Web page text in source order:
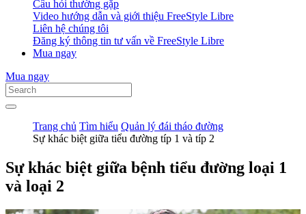
Câu hỏi thường gặp
Video hướng dẫn và giới thiệu FreeStyle Libre
Liên hệ chúng tôi
Đăng ký thông tin tư vấn về FreeStyle Libre
Mua ngay
Mua ngay
Trang chủ Tìm hiểu Quản lý đái tháo đường
Sự khác biệt giữa tiểu đường típ 1 và típ 2
Sự khác biệt giữa bệnh tiểu đường loại 1
và loại 2